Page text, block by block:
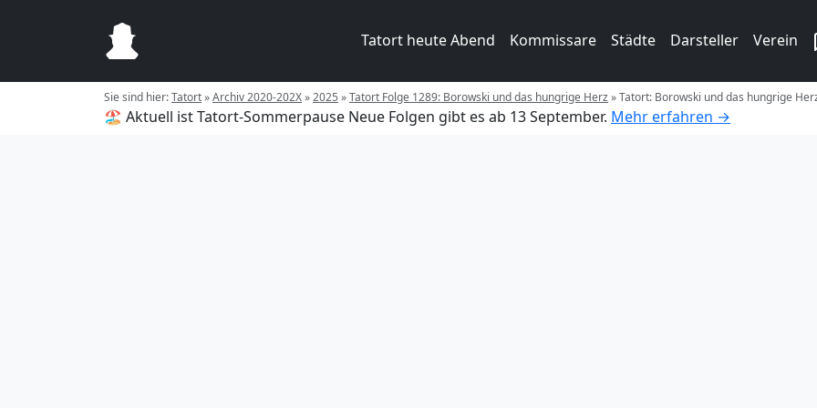
Tatort heute Abend Kommissare Städte Darsteller Verein
Sie sind hier:Tatort»Archiv 2020-202X»2025 »Tatort Folge 1289: Borowski und das hungrige Herz»Tatort: Borowski und das hungrige
🏖️ Aktuell ist Tatort-Sommerpause Neue Folgen gibt es ab 13 September. Mehr erfahren →